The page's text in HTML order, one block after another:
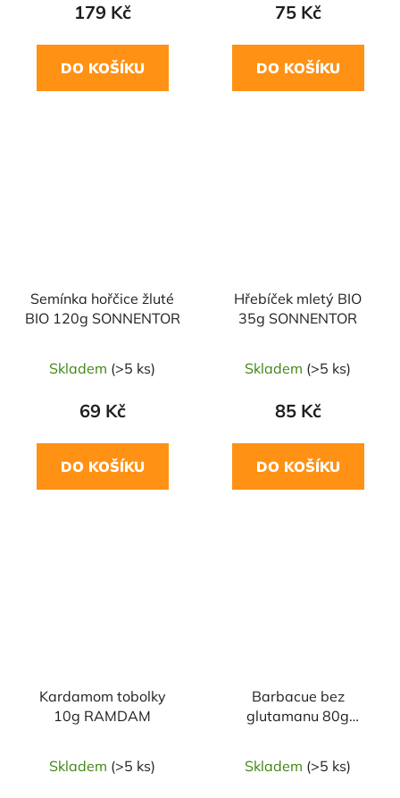
179 Kč
DO KOŠÍKU
75 Kč
DO KOŠÍKU
Semínka hořčice žluté
BIO 120g SONNENTOR
Skladem (>5 ks)
69 Kč
DO KOŠÍKU
Hřebíček mletý BIO
35g SONNENTOR
Skladem (>5 ks)
85 Kč
DO KOŠÍKU
Kardamom tobolky
10g RAMDAM
Skladem (>5 ks)
Barbacue bez
glutamanu 80g
Skladem (>5 ks)